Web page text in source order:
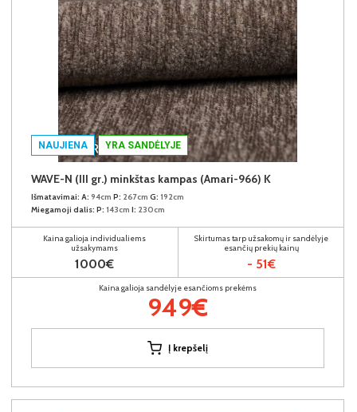
NAUJIENA YRA SANDĖLYJE
WAVE-N (III gr.) minkštas kampas (Amari-966) K
Išmatavimai: A: 94cm P: 267cm G: 192cm
Miegamoji dalis: P: 143cm I: 230cm
Kaina galioja individualiems
užsakymams
1000€
Skirtumas tarp užsakomų ir sandėlyje
esančių prekių kainų
- 51€
Kaina galioja sandėlyje esančioms prekėms
949€
Į krepšelį